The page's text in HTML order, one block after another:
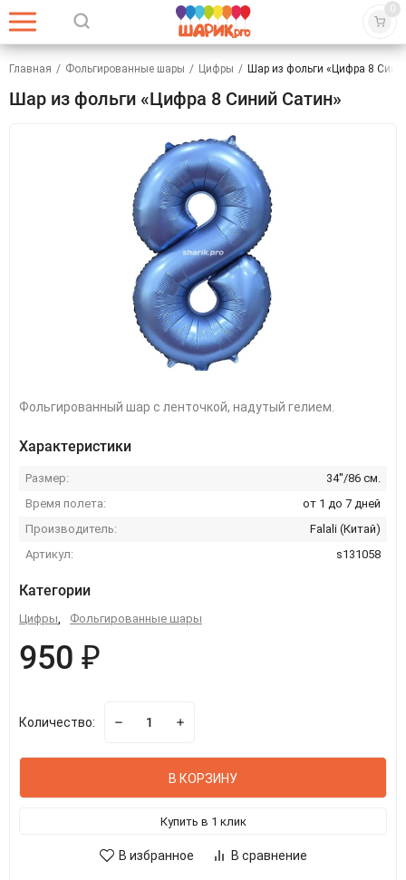
0
Главная / Фольгированные шары / Цифры / Шар из фольги «Цифра 8
Шар из фольги «Цифра 8 Синий Сатин»
Фольгированный шар с ленточкой, надутый гелием.
Характеристики
Размер:
34''/86 см.
Время полета:
от 1 до 7 дней
Производитель:
Falali (Китай)
Артикул:
s131058
Категории
Цифры, Фольгированные шары
950 ₽
Количество:
В КОРЗИНУ
Купить в 1 клик
В избранное В сравнение